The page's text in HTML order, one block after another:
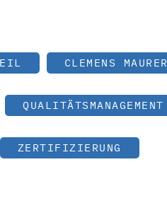
CLEMENS MAURER
QUALITÄTSMANAGEMENT
ZERTIFIZIERUNG